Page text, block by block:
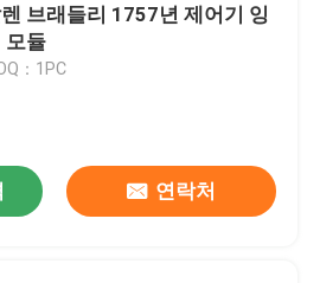
를 남겨주세요
락 드리겠습니다!
브래들리 1757년 제어기 잉
모듈
：1PC
연락처